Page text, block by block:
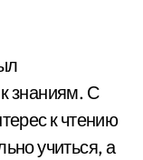
знаниям. С
к чтению
учиться, а